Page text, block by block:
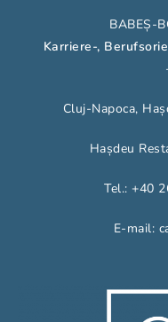
BABEȘ-
Karriere-,
Cluj-Napoca,
Hașdeu
Tel.: +40
E-mail: